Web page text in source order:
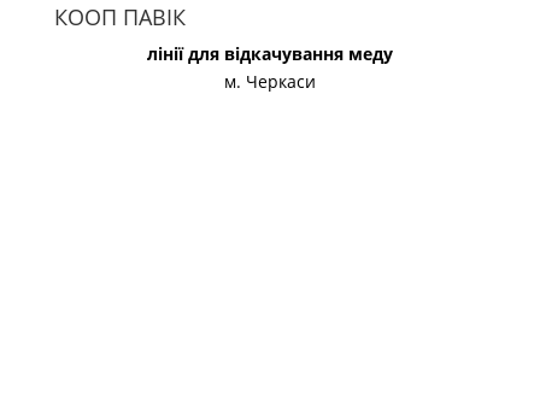
КООП ПАВІК
лінії для відкачування меду
м. Черкаси